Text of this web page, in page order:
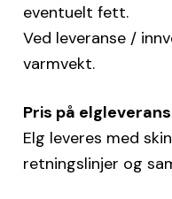
eventuelt fett.
Ved leveranse /
varmvekt.
Pris på
Elg leveres med
retningslinjer og